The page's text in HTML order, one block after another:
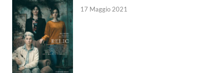
17 Maggio 2021